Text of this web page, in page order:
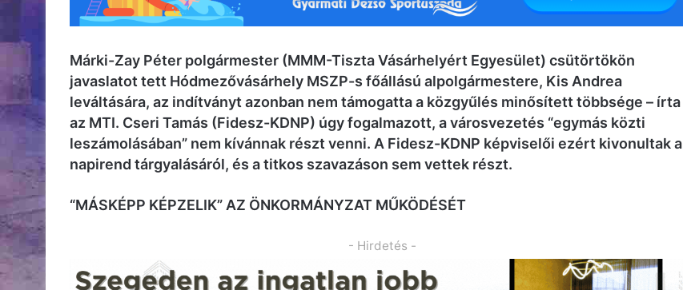
Márki-Zay Péter polgármester (MMM-Tiszta Vásárhelyért Egyesület) csütörtökön
javaslatot tett Hódmezővásárhely MSZP-s főállású alpolgármestere, Kis Andrea
leváltására, az indítványt azonban nem támogatta a közgyűlés minősített többsége – írta
az MTI. Cseri Tamás (Fidesz-KDNP) úgy fogalmazott, a városvezetés “egymás közti
leszámolásában” nem kívánnak részt venni. A Fidesz-KDNP képviselői ezért kivonultak a
napirend tárgyalásáról, és a titkos szavazáson sem vettek részt.
“MÁSKÉPP KÉPZELIK” AZ ÖNKORMÁNYZAT MŰKÖDÉSÉT
- Hirdetés -